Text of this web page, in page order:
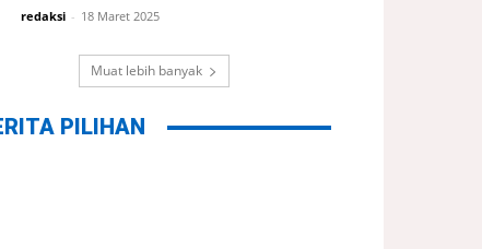
redaksi - 18 Maret 2025
Muat lebih banyak
PILIHAN